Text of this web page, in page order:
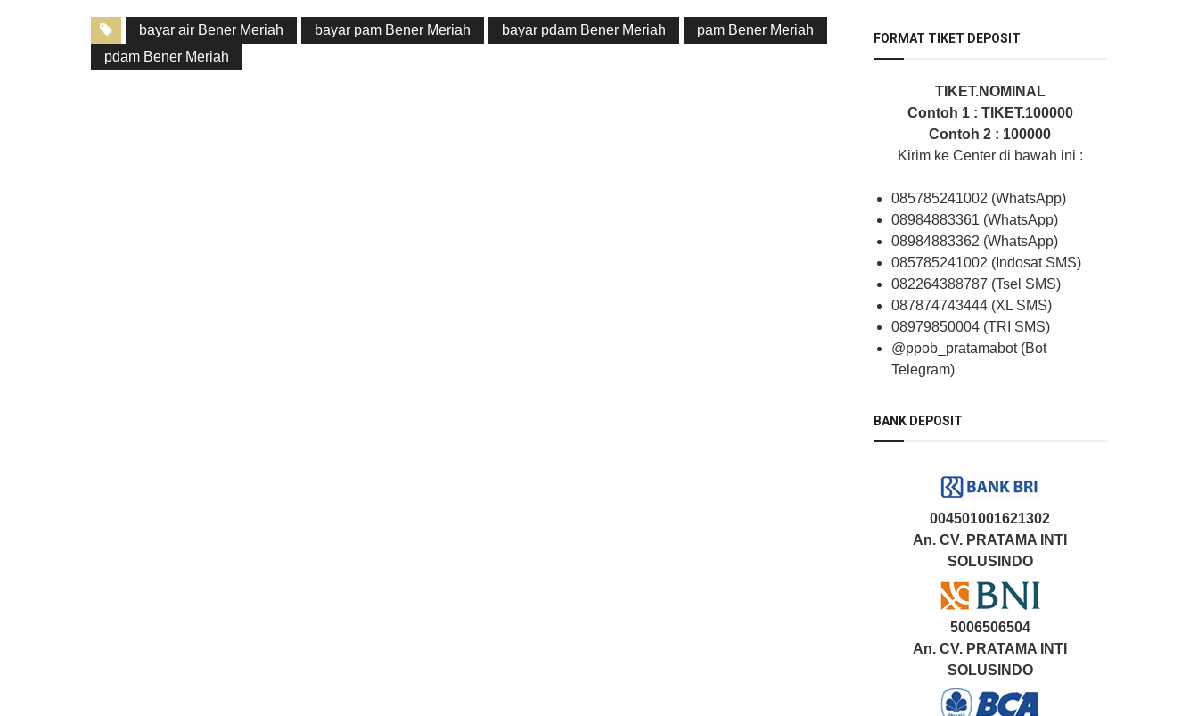
bayar air Bener Meriah bayar pam Bener Meriah bayar pdam Bener Meriah
pam Bener Meriah
pdam Bener Meriah
FORMAT TIKET DEPOSIT
TIKET.NOMINAL
Contoh 1 : TIKET.100000
Contoh 2 : 100000
Kirim ke Center di bawah ini :
085785241002 (WhatsApp)
08984883361 (WhatsApp)
08984883362 (WhatsApp)
085785241002 (Indosat SMS)
082264388787 (Tsel SMS)
087874743444 (XL SMS)
08979850004 (TRI SMS)
@ppob_pratamabot (Bot
Telegram)
BANK DEPOSIT
004501001621302
An. CV. PRATAMA INTI
SOLUSINDO
5006506504
An. CV. PRATAMA INTI
SOLUSINDO